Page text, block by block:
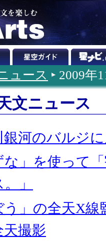
ュース 2009年
文ニュース
銀河のバルジ
な」を使って
」
う」の全天X
天撮影